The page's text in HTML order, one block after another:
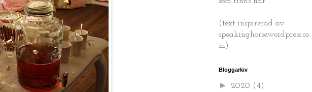
(text inspirerad av
speakinghorse.wordpress.co
m)
Bloggarkiv
► 2020 (4)